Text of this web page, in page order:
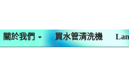
關於我們 買水管清洗機